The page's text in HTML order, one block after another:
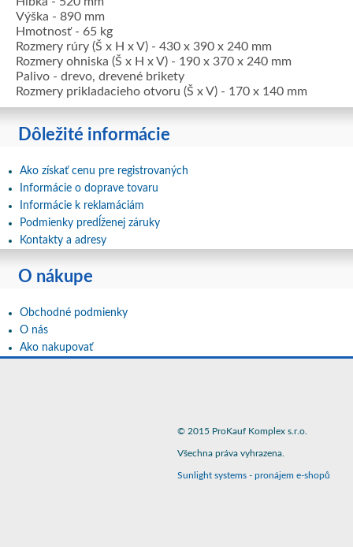
Výška - 890 mm
Hmotnosť - 65 kg
Rozmery rúry (Š x H x V) - 430 x 390 x 240 mm
Rozmery ohniska (Š x H x V) - 190 x 370 x 240 mm
Palivo - drevo, drevené brikety
Rozmery prikladacieho otvoru (Š x V) - 170 x 140 mm
Dôležité informácie
Ako získať cenu pre registrovaných
Informácie o doprave tovaru
Informácie k reklamáciám
Podmienky predĺženej záruky
Kontakty a adresy
O nákupe
Obchodné podmienky
O nás
Ako nakupovať
© 2015 ProKauf Komplex s.r.o.
Všechna práva vyhrazena.
Sunlight systems - pronájem e-shopů